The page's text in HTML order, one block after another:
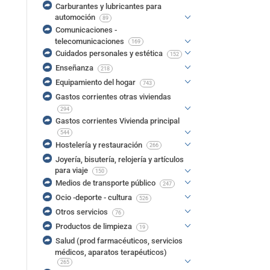
Carburantes y lubricantes para
automoción
89
Comunicaciones -
telecomunicaciones
169
Cuidados personales y estética 152
Enseñanza 218
Equipamiento del hogar 743
Gastos corrientes otras viviendas
294
Gastos corrientes Vivienda principal
544
Hostelería y restauración 266
Joyería, bisutería, relojería y artículos
para viaje
150
Medios de transporte público 247
Ocio -deporte - cultura 526
Otros servicios 76
Productos de limpieza 19
Salud (prod farmacéuticos, servicios
médicos, aparatos terapéuticos)
265